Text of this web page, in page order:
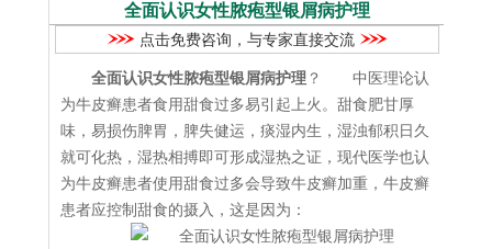
全面认识女性脓疱型银屑病护理
点击免费咨询，与专家直接交流
全面认识女性脓疱型银屑病护理 ？ 中医理论认
为牛皮癣患者食用甜食过多易引起上火。甜食肥甘厚
味，易损伤脾胃，脾失健运，痰湿内生，湿浊郁积日久
就可化热，湿热相搏即可形成湿热之证，现代医学也认
为牛皮癣患者使用甜食过多会导致牛皮癣加重，牛皮癣
患者应控制甜食的摄入，这是因为：